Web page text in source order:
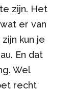
zijn. Het
er van
kun je
En dat
Wel
recht